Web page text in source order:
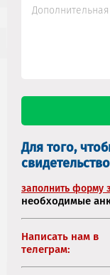
Для того,
заполнить форму
необходимые
Написать нам в
телеграм: